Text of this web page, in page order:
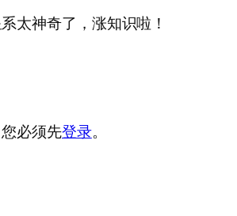
太神奇了，涨知识啦！
必须先登录。